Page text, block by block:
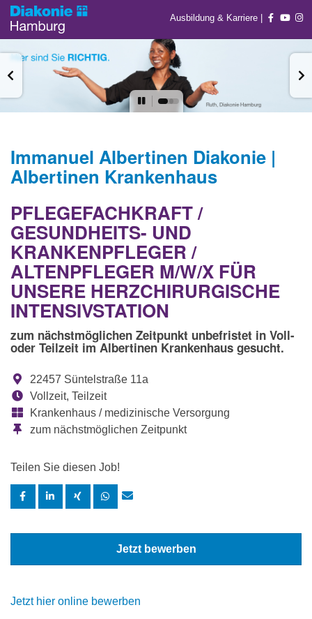
Ausbildung & Karriere |
Immanuel Albertinen Diakonie |
Albertinen Krankenhaus
PFLEGEFACHKRAFT /
GESUNDHEITS- UND
KRANKENPFLEGER /
ALTENPFLEGER M/W/X FÜR
UNSERE HERZCHIRURGISCHE
INTENSIVSTATION
zum nächstmöglichen Zeitpunkt unbefristet in Voll-
oder Teilzeit im Albertinen Krankenhaus gesucht.
22457 Süntelstraße 11a
Vollzeit, Teilzeit
Krankenhaus / medizinische Versorgung
zum nächstmöglichen Zeitpunkt
Teilen Sie diesen Job!
Jetzt bewerben
Jetzt hier online bewerben